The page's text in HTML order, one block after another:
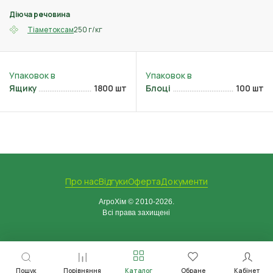
Пошук Порівняння Каталог Обране Кабінет
Діюча речовина
Тіаметоксам250 г/кг
Ящику 1800 шт Блоці 100 шт
Про насВідгукиОфертаДокументи
АгроХім © 2010-2026.
Всі права захищені